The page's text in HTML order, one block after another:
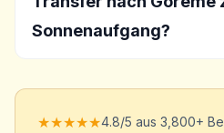
Sonnenaufgang?
★★★★★4.8/5 aus 3,800+